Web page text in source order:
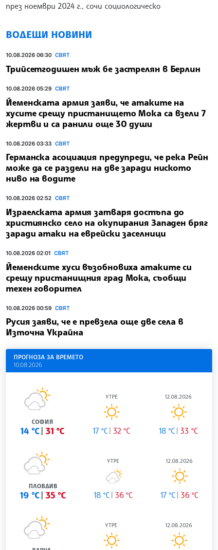
през ноември 2024 г., сочи социологическо
ВОДЕЩИ НОВИНИ
10.08.2026 06:30 СВЯТ
Трийсетгодишен мъж бе застрелян в Берлин
10.08.2026 05:29 СВЯТ
Йеменската армия заяви, че атаките на
хусите срещу пристанището Мока са взели 7
жертви и са ранили още 30 души
10.08.2026 03:33 СВЯТ
Германска асоциация предупреди, че река Рейн
може да се раздели на две заради ниското
ниво на водите
10.08.2026 02:52 СВЯТ
Израелската армия затваря достъпа до
християнско село на окупирания Западен бряг
заради атаки на еврейски заселници
10.08.2026 02:01 СВЯТ
Йеменските хуси възобновиха атаките си
срещу пристанищния град Мока, съобщи
техен говорител
10.08.2026 00:59 СВЯТ
Русия заяви, че е превзела още две села в
Източна Украйна
ПРОГНОЗА ЗА ВРЕМЕТО
10.08.2026
СОФИЯ
14 °C 31 °C
УТРЕ
17 °C 32 °C
12.08.2026
18 °C 33 °C
ПЛОВДИВ
19 °C 35 °C
УТРЕ
18 °C 36 °C
12.08.2026
17 °C 36 °C
УТРЕ 12.08.2026